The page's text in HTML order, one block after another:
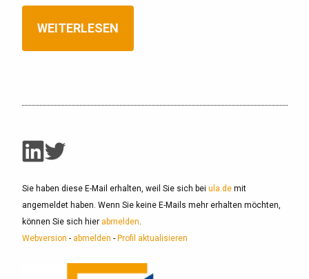
WEITERLESEN
Sie haben diese E-Mail erhalten, weil Sie sich bei ula.demit
angemeldet haben. Wenn Sie keine E-Mails mehr erhalten möchten,
können Sie sich hier abmelden.
Webversion - abmelden - Profil aktualisieren